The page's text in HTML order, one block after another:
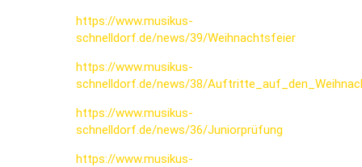
https://www.musikus-
schnelldorf.de/news/39/Weihnachtsfeier
https://www.musikus-
schnelldorf.de/news/38/
https://www.musikus-
schnelldorf.de/news/36/Juniorprüfung
https://www.musikus-